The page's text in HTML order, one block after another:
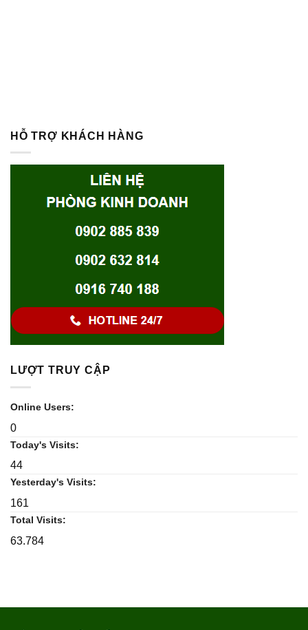
HỖ TRỢ KHÁCH HÀNG
LƯỢT TRUY CẬP
Online Users:
0
Today's Visits:
44
Yesterday's Visits:
161
Total Visits:
63.784